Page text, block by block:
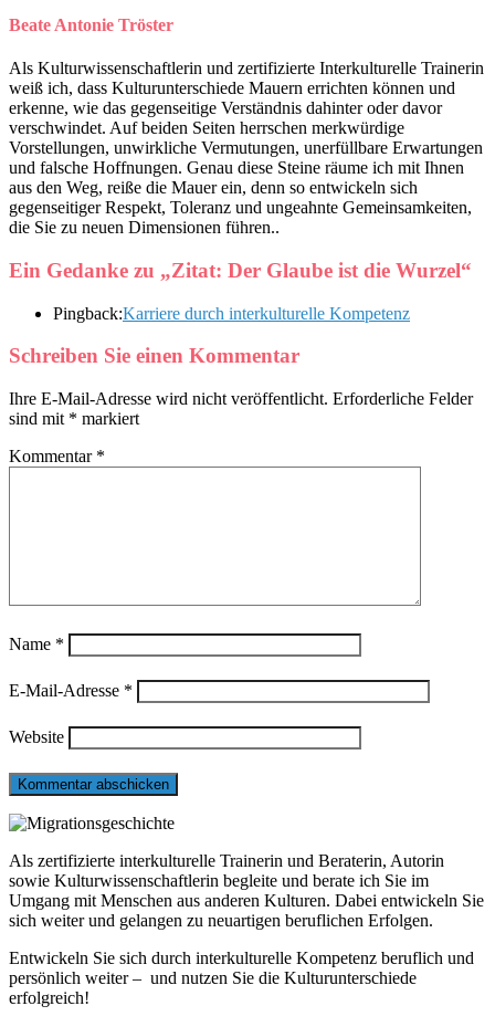
Beate Antonie Tröster
Als Kulturwissenschaftlerin und zertifizierte Interkulturelle Trainerin
weiß ich, dass Kulturunterschiede Mauern errichten können und
erkenne, wie das gegenseitige Verständnis dahinter oder davor
verschwindet. Auf beiden Seiten herrschen merkwürdige
Vorstellungen, unwirkliche Vermutungen, unerfüllbare Erwartungen
und falsche Hoffnungen. Genau diese Steine räume ich mit Ihnen
aus den Weg, reiße die Mauer ein, denn so entwickeln sich
gegenseitiger Respekt, Toleranz und ungeahnte Gemeinsamkeiten,
die Sie zu neuen Dimensionen führen..
Ein Gedanke zu „Zitat: Der Glaube ist die Wurzel“
Pingback:Karriere durch interkulturelle Kompetenz
Schreiben Sie einen Kommentar
Ihre E-Mail-Adresse wird nicht veröffentlicht. Erforderliche Felder
sind mit * markiert
Kommentar *
Name *
E-Mail-Adresse *
Website
Als zertifizierte interkulturelle Trainerin und Beraterin, Autorin
sowie Kulturwissenschaftlerin begleite und berate ich Sie im
Umgang mit Menschen aus anderen Kulturen. Dabei entwickeln Sie
sich weiter und gelangen zu neuartigen beruflichen Erfolgen.
Entwickeln Sie sich durch interkulturelle Kompetenz beruflich und
persönlich weiter – und nutzen Sie die Kulturunterschiede
erfolgreich!